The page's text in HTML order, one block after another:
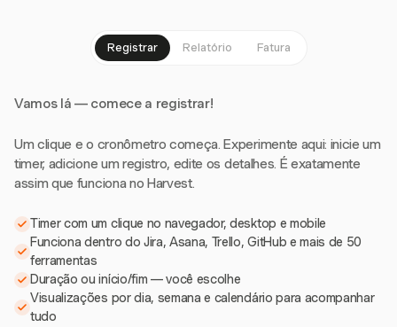
Registrar Relatório Fatura
Vamos lá — comece a registrar!
Um clique e o cronômetro começa. Experimente aqui: inicie um
timer, adicione um registro, edite os detalhes. É exatamente
assim que funciona no Harvest.
Timer com um clique no navegador, desktop e mobile
Funciona dentro do Jira, Asana, Trello, GitHub e mais de 50
ferramentas
Duração ou início/fim — você escolhe
Visualizações por dia, semana e calendário para acompanhar
tudo